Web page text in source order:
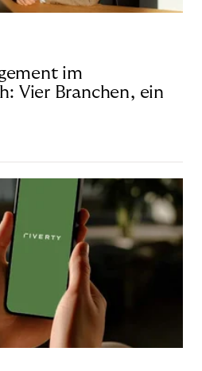
im
Vier Branchen, ein